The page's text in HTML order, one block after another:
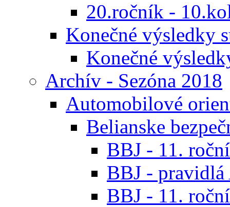
20.ročník -
Konečné výsledky
Konečné
Archív - Sezóna 2018
Automobilové
Belianske
BBJ - 11.
BBJ - pravidlá
BBJ - 11.